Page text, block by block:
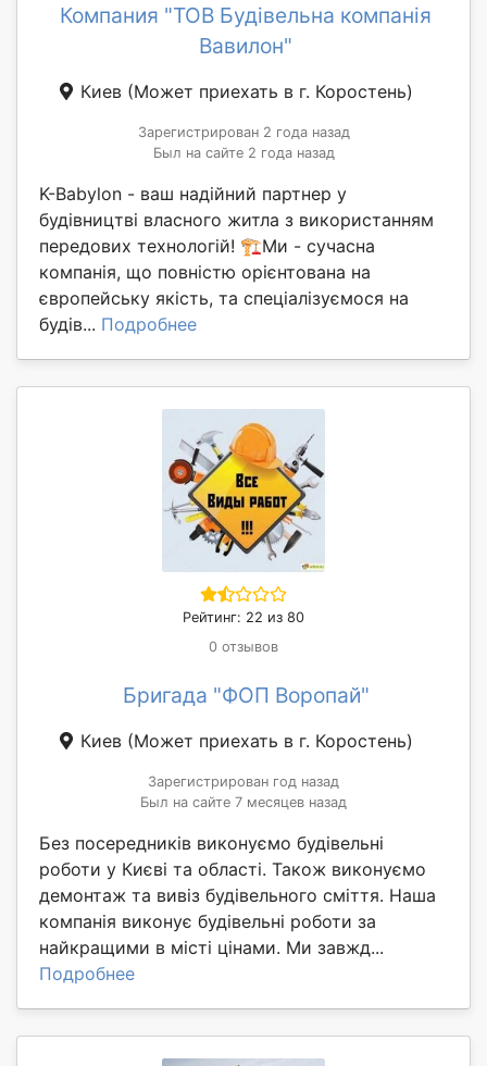
Компания "ТОВ Будівельна компанія
Вавилон"
Киев (Может приехать в г. Коростень)
Зарегистрирован 2 года назад
Был на сайте 2 года назад
K-Babylon - ваш надійний партнер у
будівництві власного житла з використанням
передових технологій! 🏗️Ми - сучасна
компанія, що повністю орієнтована на
європейську якість, та спеціалізуємося на
будів... Подробнее
Рейтинг: 22 из 80
0 отзывов
Бригада "ФОП Воропай"
Киев (Может приехать в г. Коростень)
Зарегистрирован год назад
Был на сайте 7 месяцев назад
Без посередників виконуємо будівельні
роботи у Києві та області. Також виконуємо
демонтаж та вивіз будівельного сміття. Наша
компанія виконує будівельні роботи за
найкращими в місті цінами. Ми завжд...
Подробнее